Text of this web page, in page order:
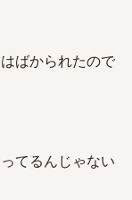
ばかられたので
てるんじゃない